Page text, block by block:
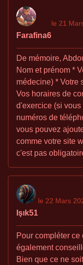
Farafina6
le 21
De mémoire,
Nom et prénom *
médecine) * Votre
Vos horaires de
d'exercice (si
numéros de
vous pouvez
comme votre site
c'est pas
Işık51
le 22 Mars
Pour compléter
également
Bien que ce ne